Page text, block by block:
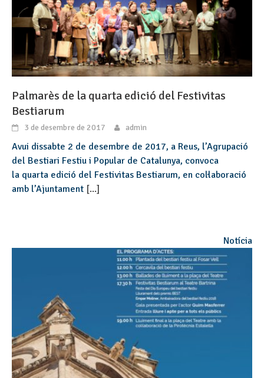
Palmarès de la quarta edició del Festivitas
Bestiarum
3 de desembre de 2017 admin
Avui dissabte 2 de desembre de 2017, a Reus, l’Agrupació
del Bestiari Festiu i Popular de Catalunya, convoca
la quarta edició del Festivitas Bestiarum, en col·laboració
amb l’Ajuntament [...]
Notícia